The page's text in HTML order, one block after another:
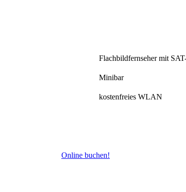
Flachbildfernseher mit
Minibar
kostenfreies WLAN
Online buchen!